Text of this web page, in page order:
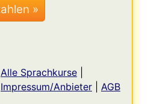
Alle Sprachkurse
Impressum/Anbieter
AGB